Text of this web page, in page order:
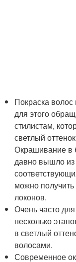
Покраска
для этого
стилистам,
светлый
Окрашивание в
давно вышло
можно
локонов.
Очень часто
несколько
в светлый
волосами.
Современное